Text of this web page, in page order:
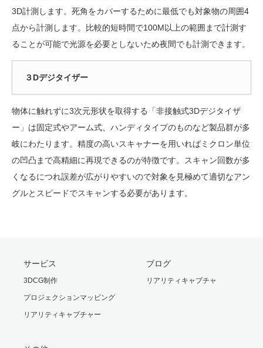
3D計測します。死角をカバーするために最低でも対象物の周囲4
点から計測します。比較的短時間で100M以上の範囲まで計測す
ることが可能で光源を必要としないため夜間でも計測できます。
３Dデジタイザー
物体に触れずに3次元形状を取得する「非接触式3Dデジタイザ
ー」は固定式やアーム式、ハンディタイプのものなど製品群が多
岐にわたります。精度の高いスキャナーを用いればミクロン単位
の凹凸まで高精細に再現できるのが特徴です。スキャン回数が多
くなるにつれ誤差が広がりやすいので対象を見極めて適切なアン
グルとスピードでスキャンする必要があります。
サービス
3DCG制作
プロジェクションマッピング
リアリティキャプチャー
ブログ
リアリティキャプチャ